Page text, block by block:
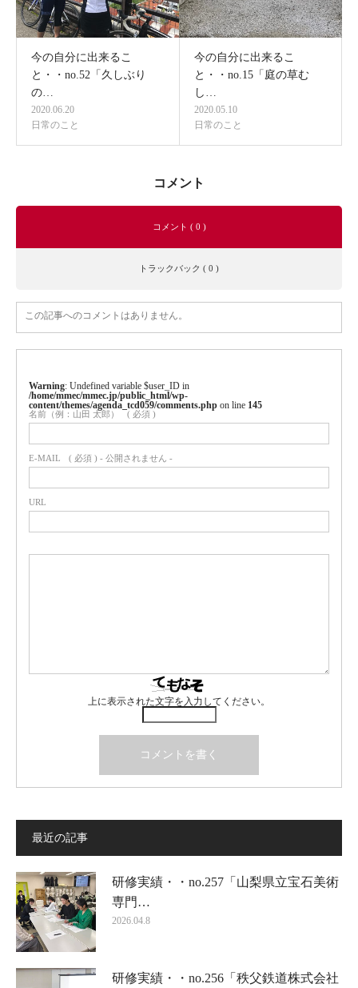
今の自分に出来るこ
と・・no.52「久しぶり
の…
2020.06.20
日常のこと
今の自分に出来るこ
と・・no.15「庭の草む
し…
2020.05.10
日常のこと
コメント
コメント ( 0 )
トラックバック ( 0 )
この記事へのコメントはありません。
Warning : Undefined variable $user_ID in
/home/mmec/mmec.jp/public_html/wp-
content/themes/agenda_tcd059/comments.php on line 145
名前（例：山田 太郎） ( 必須 )
E-MAIL ( 必須 ) - 公開されません -
URL
上に表示された文字を入力してください。
最近の記事
研修実績・・no.257「山梨県立宝石美術
専門…
2026.04.8
研修実績・・no.256「秩父鉄道株式会社